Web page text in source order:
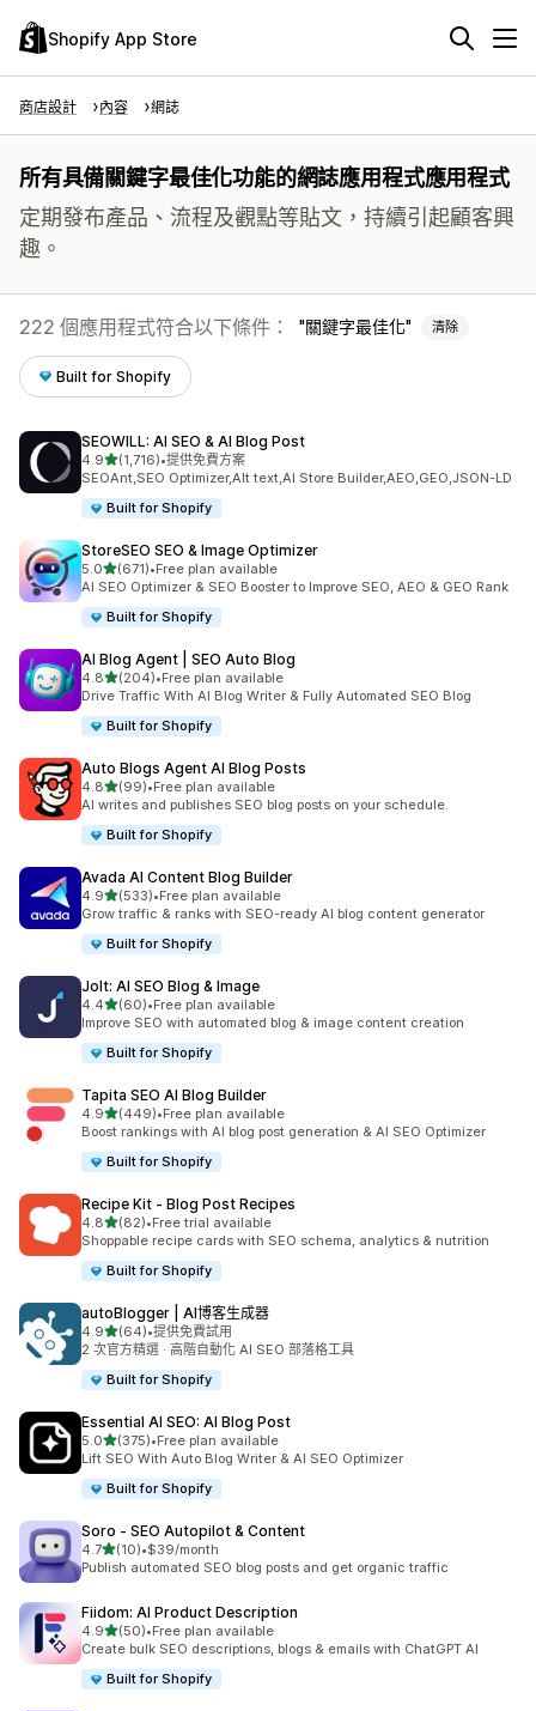
Shopify App Store
商店設計 內容 網誌
所有具備關鍵字最佳化功能的網誌應用程式應用程式
定期發布產品、流程及觀點等貼文，持續引起顧客興
趣。
222 個應用程式符合以下條件： 關鍵字最佳化 清除
Built for Shopify
SEOWILL: AI SEO & AI Blog Post
4.9滿分 5 顆星
(1,716)
共有 1716 則評價
•提供免費方案
SEOAnt,SEO Optimizer,Alt text,AI Store Builder,AEO,GEO,JSON-LD
Built for Shopify
StoreSEO SEO & Image Optimizer
5.0滿分 5 顆星
(671)
共有 671 則評價
•Free plan available
AI SEO Optimizer & SEO Booster to Improve SEO, AEO & GEO Rank
Built for Shopify
AI Blog Agent | SEO Auto Blog
4.8滿分 5 顆星
(204)
共有 204 則評價
•Free plan available
Drive Traffic With AI Blog Writer & Fully Automated SEO Blog
Built for Shopify
Auto Blogs Agent AI Blog Posts
4.8滿分 5 顆星
(99)
共有 99 則評價
•Free plan available
AI writes and publishes SEO blog posts on your schedule.
Built for Shopify
Avada AI Content Blog Builder
4.9滿分 5 顆星
(533)
共有 533 則評價
•Free plan available
Grow traffic & ranks with SEO-ready AI blog content generator
Built for Shopify
Jolt: AI SEO Blog & Image
4.4滿分 5 顆星
(60)
共有 60 則評價
•Free plan available
Improve SEO with automated blog & image content creation
Built for Shopify
Tapita SEO AI Blog Builder
4.9滿分 5 顆星
(449)
共有 449 則評價
•Free plan available
Boost rankings with AI blog post generation & AI SEO Optimizer
Built for Shopify
Recipe Kit ‑ Blog Post Recipes
4.8滿分 5 顆星
(82)
共有 82 則評價
•Free trial available
Shoppable recipe cards with SEO schema, analytics & nutrition
Built for Shopify
autoBlogger | AI博客生成器
4.9滿分 5 顆星
(64)
共有 64 則評價
•提供免費試用
2 次官方精選 · 高階自動化 AI SEO 部落格工具
Built for Shopify
Essential AI SEO: AI Blog Post
5.0滿分 5 顆星
(375)
共有 375 則評價
•Free plan available
Lift SEO With Auto Blog Writer & AI SEO Optimizer
Built for Shopify
Soro ‑ SEO Autopilot & Content
4.7滿分 5 顆星
(10)
共有 10 則評價
•$39/month
Publish automated SEO blog posts and get organic traffic
Fiidom: AI Product Description
4.9滿分 5 顆星
(50)
共有 50 則評價
•Free plan available
Create bulk SEO descriptions, blogs & emails with ChatGPT AI
Built for Shopify